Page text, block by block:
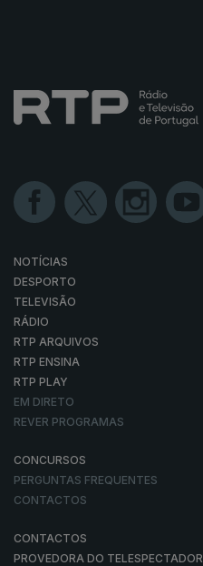
NOTÍCIAS
DESPORTO
TELEVISÃO
RÁDIO
RTP ARQUIVOS
RTP ENSINA
RTP PLAY
EM DIRETO
REVER PROGRAMAS
CONCURSOS
PERGUNTAS FREQUENTES
CONTACTOS
CONTACTOS
PROVEDORA DO TELESPECTADOR